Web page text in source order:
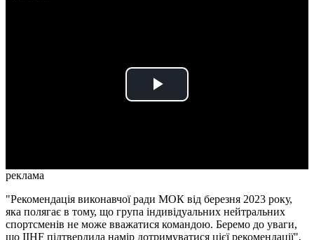
Play
реклама
"Рекомендація виконавчої ради МОК від березня 2023 року,
яка полягає в тому, що група індивідуальних нейтральних
спортсменів не може вважатися командою. Беремо до уваги,
що IIHF підтвердила намір дотримуватися цієї рекомендації",